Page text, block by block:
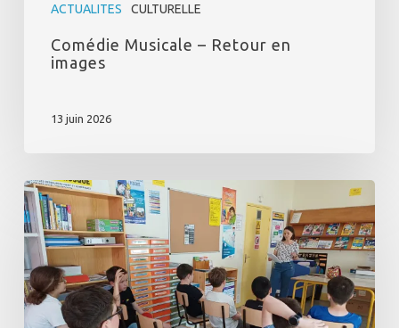
ACTUALITES CULTURELLE
Comédie Musicale – Retour en
images
13 juin 2026
Midi
des
métiers
–
Parcours
avenir